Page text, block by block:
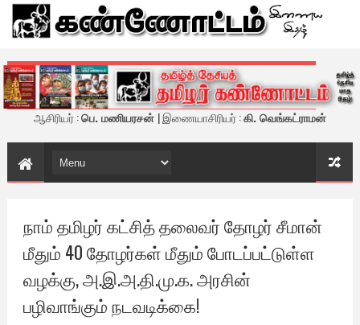
கண்ணோட்டம் - இணைய இதழ்
ஆசிரியர் :பெ. மணியரசன் | இணையாசிரியர் :கி. வெங்கட்ராமன்
நாம் தமிழர் கட்சித் தலைவர் தோழர் சீமான்
மீதும் 40 தோழர்கள் மீதும் போடப்பட்டுள்ள
வழக்கு, அ.இ.அ.தி.மு.க. அரசின்
பழிவாங்கும் நடவடிக்கை!